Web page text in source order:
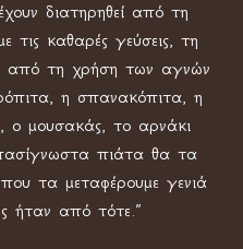
διατηρηθεί από τη
καθαρές γεύσεις, τη
από τη χρήση των αγνών
η σπανακόπιτα, η
ο μουσακάς, το αρνάκι
πιάτα θα τα
τα μεταφέρουμε γενιά
ήταν από τότε.”